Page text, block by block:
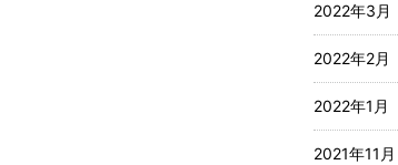
2022年3月
2022年2月
2022年1月
2021年11月